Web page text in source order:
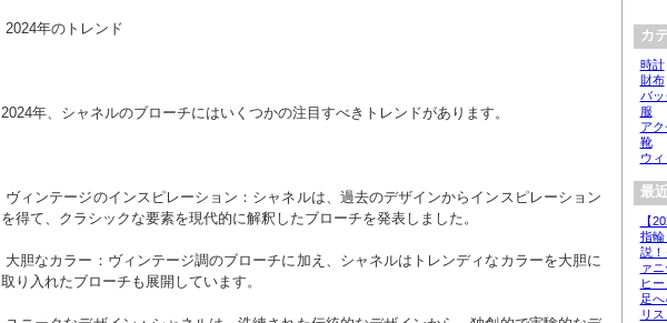
2024年のトレンド
2024年、シャネルのブローチにはいくつかの注目すべきトレンドがあります。
を得て、クラシックな要素を現代的に解釈したブローチを発表しました。
取り入れたブローチも展開しています。
カ
時計
財布
バッ
服
ア
靴
ウ
最
【
指
説
ァ
ヒ
足
リ